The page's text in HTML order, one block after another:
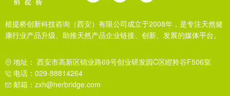
植提桥创新科技咨询（西安）有限公司成立于2008年，是专注天然健
康行业产品升级、助推天然产品企业链接、创新、发展的媒体平台。
地址： 西安市高新区锦业路69号创业研发园C区瞪羚谷F506室
电话：029-88814264
邮箱：zxh@herbridge.com